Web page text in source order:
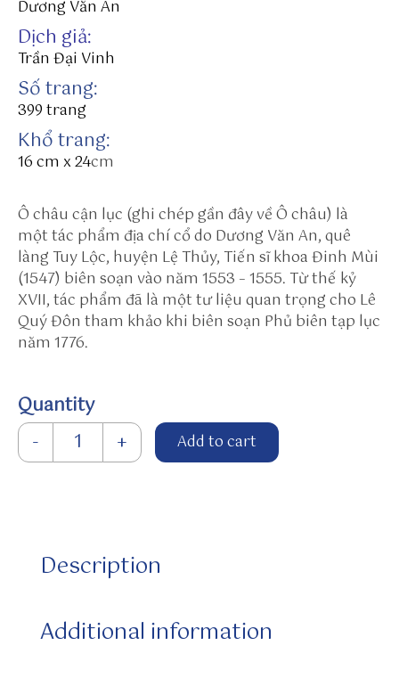
p
r
of
i
le
.
h
a
e
n
a.
n
e.
j
p
/s
n
w
i
n
tt
//
Dương Văn An
Dịch giả:
Trần Đại Vinh
Số trang:
399 trang
Khổ trang:
16 cm x 24cm
Ô châu cận lục (ghi chép gần đây về Ô châu) là
một tác phẩm địa chí cổ do Dương Văn An, quê
làng Tuy Lộc, huyện Lệ Thủy, Tiến sĩ khoa Đinh Mùi
(1547) biên soạn vào năm 1553 – 1555. Từ thế kỷ
XVII, tác phẩm đã là một tư liệu quan trọng cho Lê
Quý Đôn tham khảo khi biên soạn Phủ biên tạp lục
năm 1776.
Quantity
-
Ô châu cận lục quantity
+ Add to cart
Description
Additional information